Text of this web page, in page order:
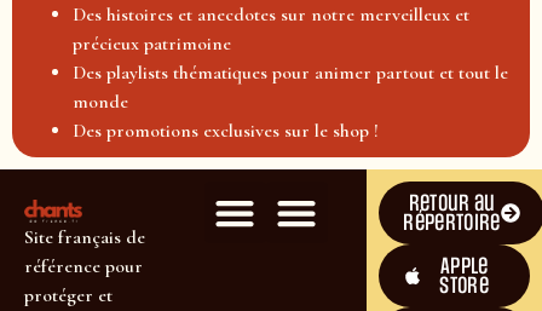
Des histoires et anecdotes sur notre merveilleux et
précieux patrimoine
Des playlists thématiques pour animer partout et tout le
monde
Des promotions exclusives sur le shop !
Site français de
référence pour
protéger et
Retour au
répertoire
Apple
Store